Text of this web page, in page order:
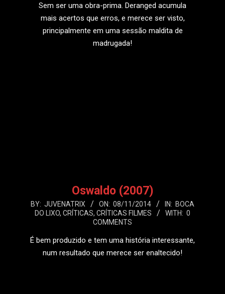
Sem ser uma obra-prima. Deranged acumula
mais acertos que erros, e merece ser visto,
principalmente em uma sessão maldita de
madrugada!
Oswaldo (2007)
2014-
11-
BY: JUVENATRIX ON: 08/11/2014 IN: BOCA
DO LIXO, CRÍTICAS, CRÍTICAS FILMES WITH: 0
COMMENTS
É bem produzido e tem uma história interessante,
num resultado que merece ser enaltecido!